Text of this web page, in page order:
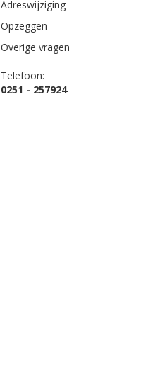
Adreswijziging
Opzeggen
Overige vragen
Telefoon:
0251 - 257924